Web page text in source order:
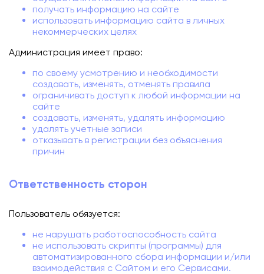
получать информацию на сайте
использовать информацию сайта в личных
некоммерческих целях
Администрация имеет право:
по своему усмотрению и необходимости
создавать, изменять, отменять правила
ограничивать доступ к любой информации на
сайте
создавать, изменять, удалять информацию
удалять учетные записи
отказывать в регистрации без объяснения
причин
Ответственность сторон
Пользователь обязуется:
не нарушать работоспособность сайта
не использовать скрипты (программы) для
автоматизированного сбора информации и/или
взаимодействия с Сайтом и его Сервисами.